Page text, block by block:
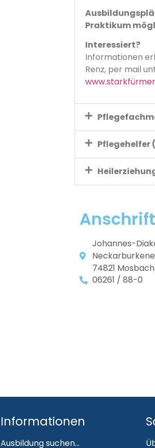
Praktikum
Interessiert?
Informationen
Renz, per mail
Pflegehelfer
Anschrift
Johannes-
74821
06261 / 88-0
Informationen
Ausbildung suchen...